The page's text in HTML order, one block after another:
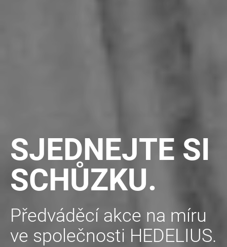
SJEDNEJTE SI
SCHŮZKU.
Předváděcí akce na míru
ve společnosti HEDELIUS.